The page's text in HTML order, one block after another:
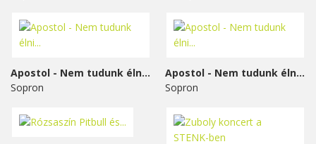
Apostol - Nem tudunk élni...
Sopron
Apostol - Nem tudunk élni...
Sopron